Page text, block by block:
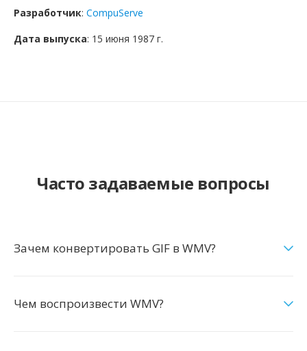
Разработчик: CompuServe
Дата выпуска: 15 июня 1987 г.
Часто задаваемые вопросы
Зачем конвертировать GIF в WMV?
Чем воспроизвести WMV?